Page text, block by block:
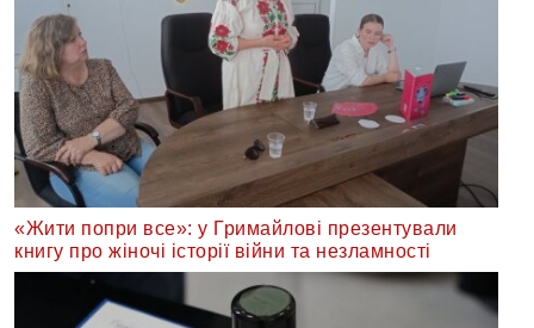
«Жити попри все»: у Гримайлові презентували
книгу про жіночі історії війни та незламності